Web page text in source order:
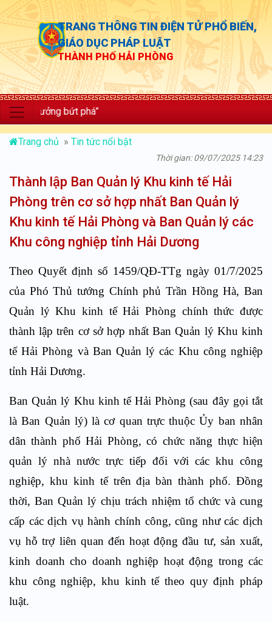
TRANG THÔNG TIN ĐIỆN TỬ PHỔ BIẾN,
GIÁO DỤC PHÁP LUẬT
THÀNH PHỐ HẢI PHÒNG
bứt phá”
Trang chủ » Tin tức nổi bật
Thời gian: 09/07/2025 14:23
Thành lập Ban Quản lý Khu kinh tế Hải
Phòng trên cơ sở hợp nhất Ban Quản lý
Khu kinh tế Hải Phòng và Ban Quản lý các
Khu công nghiệp tỉnh Hải Dương
Theo Quyết định số 1459/QĐ-TTg ngày 01/7/2025
của Phó Thủ tướng Chính phủ Trần Hồng Hà, Ban
Quản lý Khu kinh tế Hải Phòng chính thức được
thành lập trên cơ sở hợp nhất Ban Quản lý Khu kinh
tế Hải Phòng và Ban Quản lý các Khu công nghiệp
tỉnh Hải Dương.
Ban Quản lý Khu kinh tế Hải Phòng (sau đây gọi tắt
là Ban Quản lý) là cơ quan trực thuộc Ủy ban nhân
dân thành phố Hải Phòng, có chức năng thực hiện
quản lý nhà nước trực tiếp đối với các khu công
nghiệp, khu kinh tế trên địa bàn thành phố. Đồng
thời, Ban Quản lý chịu trách nhiệm tổ chức và cung
cấp các dịch vụ hành chính công, cũng như các dịch
vụ hỗ trợ liên quan đến hoạt động đầu tư, sản xuất,
kinh doanh cho doanh nghiệp hoạt động trong các
khu công nghiệp, khu kinh tế theo quy định pháp
luật.